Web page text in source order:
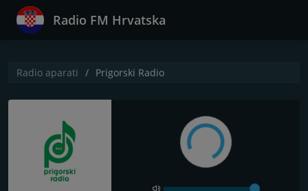
Radio FM Hrvatska
Radio aparati Prigorski Radio